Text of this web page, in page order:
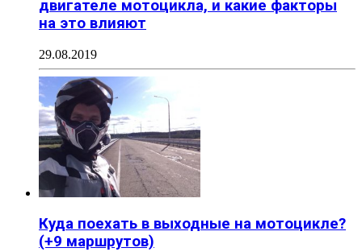
двигателе мотоцикла, и какие факторы
на это влияют
29.08.2019
Куда поехать в выходные на мотоцикле?
(+9 маршрутов)